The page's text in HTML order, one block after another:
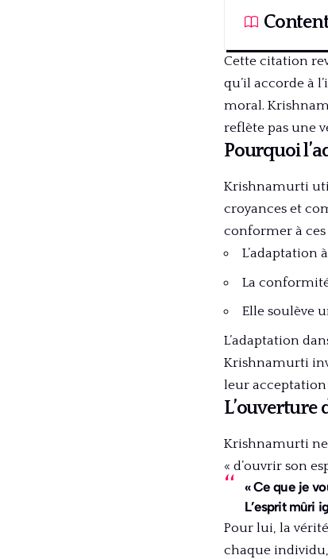
Cette citation
qu’il accorde à
moral.
reflète pas une
Pourquoi
Krishnamurti
croyances et
conformer à ces
L’adaptation
La
Elle soulève
L’adaptation
Krishnamurti
leur acceptation
L’ouverture
Krishnamurti
« d’ouvrir son
« Ce que je
L’esprit mûri
Pour lui, la
chaque